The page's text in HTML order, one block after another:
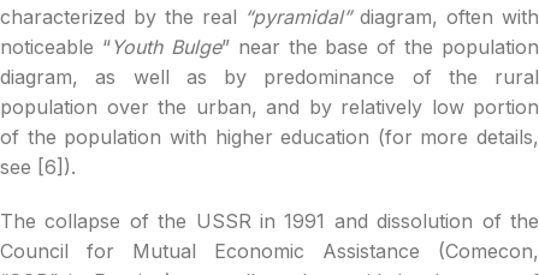
characterized by the real “pyramidal”diagram, often with
noticeable “Youth Bulge” near the base of the population
diagram, as well as by predominance of the rural
population over the urban, and by relatively low portion
of the population with higher education (for more details,
see [6]).
The collapse of the USSR in 1991 and dissolution of the
Council for Mutual Economic Assistance (Comecon,